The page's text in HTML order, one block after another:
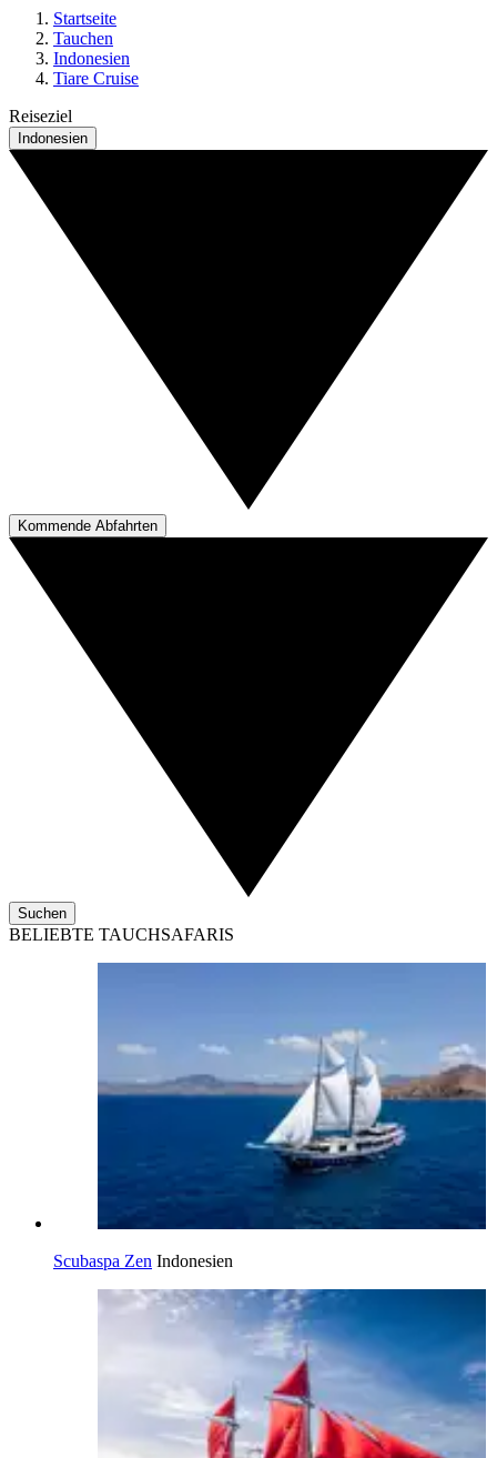
Startseite
Tauchen
Indonesien
Tiare Cruise
Reiseziel
Indonesien
Kommende Abfahrten
Suchen
BELIEBTE TAUCHSAFARIS
Scubaspa Zen Indonesien